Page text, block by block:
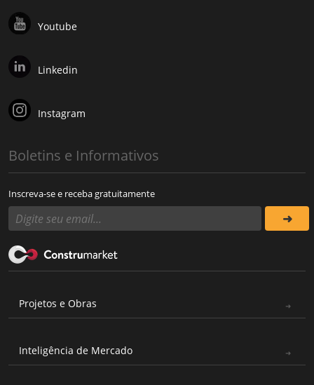
Youtube
Linkedin
Instagram
Boletins e Informativos
Inscreva-se e receba gratuitamente
Projetos e Obras
Inteligência de Mercado